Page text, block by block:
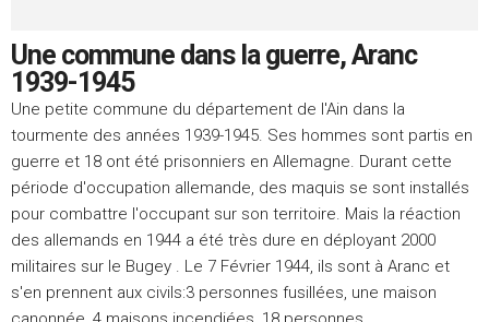
Une commune dans la guerre, Aranc
1939-1945
Une petite commune du département de l'Ain dans la
tourmente des années 1939-1945. Ses hommes sont partis en
guerre et 18 ont été prisonniers en Allemagne. Durant cette
période d'occupation allemande, des maquis se sont installés
pour combattre l'occupant sur son territoire. Mais la réaction
des allemands en 1944 a été très dure en déployant 2000
militaires sur le Bugey . Le 7 Février 1944, ils sont à Aranc et
s'en prennent aux civils:3 personnes fusillées, une maison